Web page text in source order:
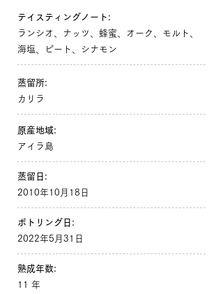
テイスティングノート:
ランシオ、ナッツ、蜂蜜、オーク、モルト、
海塩、ピート、シナモン
蒸留所:
カリラ
原産地域:
アイラ島
蒸留日:
2010年10月18日
ボトリング日:
2022年5月31日
熟成年数:
11 年